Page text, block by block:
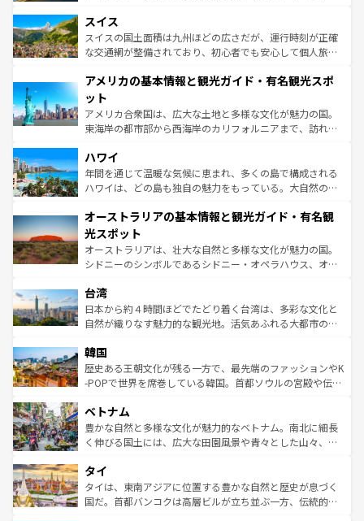
を参照してほしい。
は、お酒好きな人にはぜひ体験してほしい。 なお、新着の
ドイツ情報はコンテンツ一覧を参照してほしい。
リアごとに異なる魅力がある。また、優雅なアフタヌーン
ティー、ビール好きにはたまらない英国パブ、サッカー観
戦など、本場だからこそできる体験も豊富。イギリスを旅
ンツ一覧を参照してほしい。
スイス
スイスの国土面積は九州ほどの広さだが、運行時刻が正確
な交通網が整備されており、初心者でも安心して個人旅行
の建物がそのまま残る町や、スイスならではのユニークな
博物館もあり、アルプス観光だけでなく町歩きも満喫する
ことができる。国民の所得が高いため物価も高いが、旅行
者向けの交通パス提供のサービスもあり、うまく活用すれ
着のスイス情報は
アメリカの基本情報と観光ガイド・有名観光スポ
ット
アメリカ合衆国は、広大な土地と多様な文化が魅力の国。
東海岸の都市部から西海岸のカリフォルニアまで、訪れる
のような巨大都市は、観光、ショッピング、エンターテイ
ンメントが詰まった刺激的なスポットだ。一方、アメリカ
西部には大自然が広がり、グランドキャニオンやイエロー
部のニューオーリンズでは、音楽と美食が融合した独特の
文化が魅力。旅行者はアメリカの各地域で異なる魅力を楽
しみながら、その多様性と豊かな歴史を感じることができ
るだろう。車でのロードトリップや列車の旅も、アメリカ
情報は
ハワイ
年間を通じて温暖な気候に恵まれ、多くの島で構成される
ハワイは、どの島も独自の魅力をもっている。大自然の神
ワイ島は見逃せない。また、定番の観光地といえばオアフ
島だが、静かな自然を求めるならマウイ島やカウアイ島が
おすすめ。エメラルドグリーンに輝く海をはじめ、豊かな
文化や歴史が息づいている。「アロハスピリット」と呼ば
人々、おいしいローカルフードやハワイアンミュージッ
ク、伝統的なフラダンスなど、すべてがハワイの魅力を彩
っている。訪れるたびに新しい発見と感動が待っているハ
はコンテンツ一覧
オーストラリアの基本情報と観光ガイド・有名観
光スポット
オーストラリアは、壮大な自然と多様な文化が魅力の国。
シドニーのシンボルであるシドニー・オペラハウス、オー
リアリーフや大陸中央部にそびえるウルル（エアーズロッ
ク）、タスマニアの美しい原生林やケアンズの熱帯雨林な
ど、見どころがたくさん。また、カフェやワイン、オージ
いる。アクティビティも充実しており、サーフィンやダイ
ビング、ハイキングなど、アウトドア好きにはたまらな
い。オーストラリアの多彩な魅力を存分に味わいつくそ
参照してほしい。
台湾
日本から約４時間ほどでたどり着く台湾は、多彩な文化と
自然が織りなす魅力的な観光地。活気あふれる大都市の台
ン）、静ひつな山岳地帯である台湾東部など、都市の喧騒
と山間の静けさが共存しており、訪れる人に新しい発見と
驚きをもたらしてくれる。また、奥深い台湾の食文化も魅
容にもいいと評判のスイーツなど、バラエティ豊かな料理
が味わえる。 なお、新着の台湾情報は コンテンツ一覧を参
照してほしい。
韓国
歴史ある王朝文化が残る一方で、最先端のファッションやK
-POPで世界を席巻している韓国。首都ソウルの宮殿や伝統
き、地方に足を延ばせば四季折々の自然美を楽しむことが
できる。そして、キムチや焼肉、絶品のストリートフード
まで、さまざまな韓国料理が待っている。夜には、韓国な
リティに包まれながら、韓国の多彩な魅力を心ゆくまで味
わってみてほしい。 なお、新着の韓国情報はコンテンツ一
覧を参照してほしい。
ベトナム
豊かな自然と多様な文化が魅力的なベトナム。南北に細長
く伸びる国土には、広大な田園風景や青々とした山々、世
急速な発展と共に伝統が息づく。ハノイの古い町並みやホ
ーチミン市のフランス統治時代の建物も、独特の雰囲気を
醸し出している。また、バラエティの豊かさとおいしさで
タイ
タイは、東南アジアに位置する豊かな自然と歴史が息づく
国だ。首都バンコクは高層ビルが立ち並ぶ一方、伝統的な